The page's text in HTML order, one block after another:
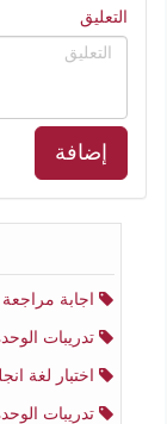
التعليق
إضافة
اجابة مراجعة
تدريبات الوحدة
اختبار لغة
تدريبات الوحدة